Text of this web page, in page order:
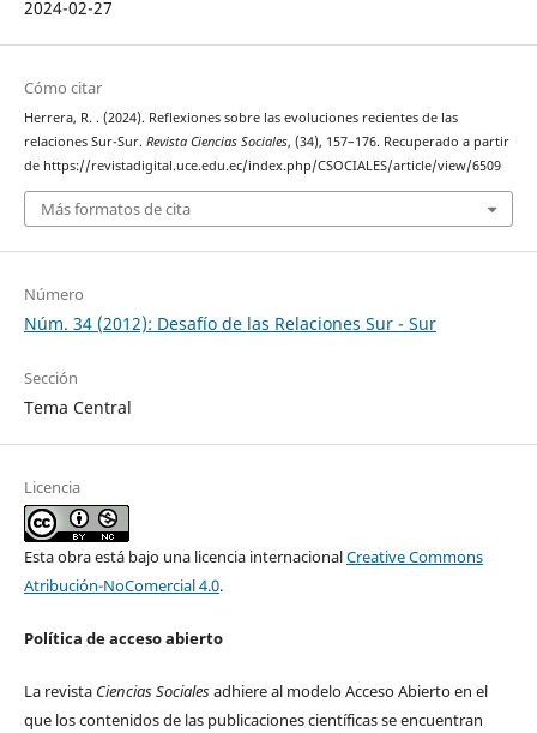
2024-02-27
Cómo citar
Herrera, R. . (2024). Reflexiones sobre las evoluciones recientes de las
relaciones Sur-Sur. Revista Ciencias Sociales, (34), 157–176. Recuperado a partir
de https://revistadigital.uce.edu.ec/index.php/CSOCIALES/article/view/6509
Más formatos de cita
Número
Núm. 34 (2012): Desafío de las Relaciones Sur - Sur
Sección
Tema Central
Licencia
Esta obra está bajo una licencia internacionalCreative Commons
Atribución-NoComercial 4.0.
Política de acceso abierto
La revista Ciencias Socialesadhiere al modelo Acceso Abierto en el
que los contenidos de las publicaciones científicas se encuentran